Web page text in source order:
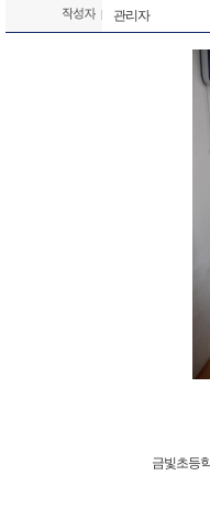
관리자
금빛초등